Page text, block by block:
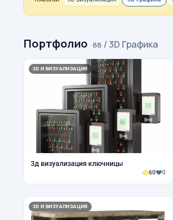
Портфолио · 88 / 3D Графика
3D И ВИЗУАЛИЗАЦИЯ
3д визуализация ключницы
60 0
3D И ВИЗУАЛИЗАЦИЯ